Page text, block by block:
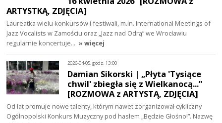
ARTYSTKĄ, ZDJĘCIA]
Laureatka wielu konkursów i festiwali, m.in. International Meetings of
Jazz Vocalists w Zamościu oraz „Jazz nad Odrą” we Wrocławiu
regularnie koncertuje… » więcej
2026-04-05, godz. 13:00
Damian Sikorski | „Płyta 'Tysiące
chwil' zbiegła się z Wielkanocą...”
[ROZMOWA z ARTYSTĄ, ZDJĘCIA]
Od lat promuje nowe talenty, którym nawet zorganizował cykliczny
Ogólnopolski Konkurs Muzyczny pod hasłem „Będzie Głośno!”. Nazwę